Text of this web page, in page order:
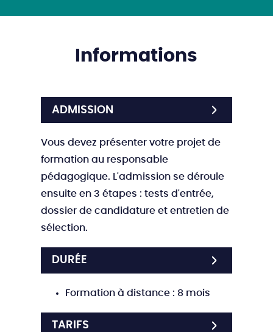
Informations
ADMISSION
Vous devez présenter votre projet de
formation au responsable
pédagogique. L'admission se déroule
ensuite en 3 étapes : tests d'entrée,
dossier de candidature et entretien de
sélection.
DURÉE
Formation à distance : 8 mois
TARIFS